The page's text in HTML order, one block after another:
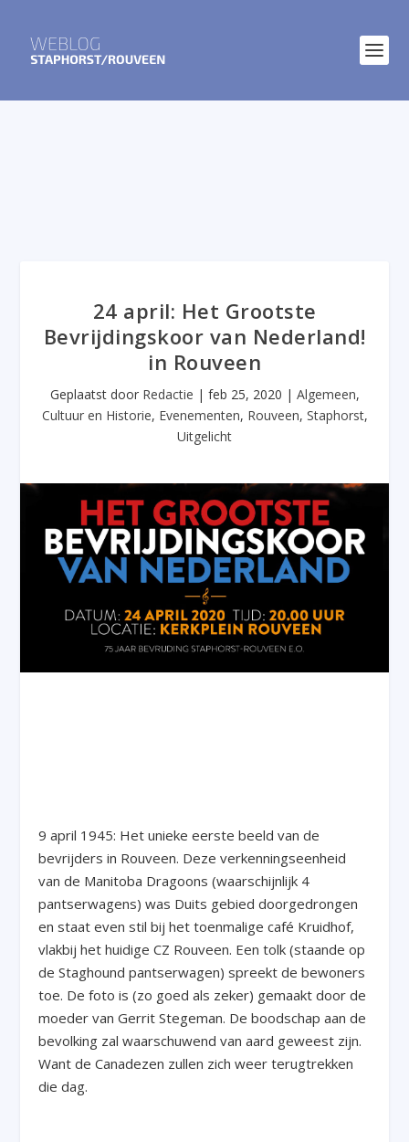
24 april: Het Grootste
Bevrijdingskoor van Nederland!
in Rouveen
Geplaatst door Redactie | feb 25, 2020 | Algemeen,
Cultuur en Historie, Evenementen, Rouveen, Staphorst,
Uitgelicht
9 april 1945: Het unieke eerste beeld van de
bevrijders in Rouveen. Deze verkenningseenheid
van de Manitoba Dragoons (waarschijnlijk 4
pantserwagens) was Duits gebied doorgedrongen
en staat even stil bij het toenmalige café Kruidhof,
vlakbij het huidige CZ Rouveen. Een tolk (staande op
de Staghound pantserwagen) spreekt de bewoners
toe. De foto is (zo goed als zeker) gemaakt door de
moeder van Gerrit Stegeman. De boodschap aan de
bevolking zal waarschuwend van aard geweest zijn.
Want de Canadezen zullen zich weer terugtrekken
die dag.